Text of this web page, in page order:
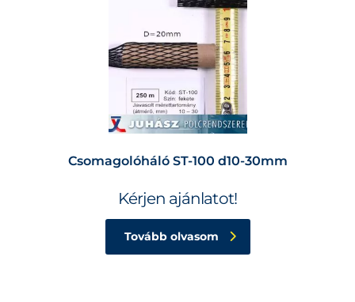
Csomagolóháló ST-100 d10-30mm
Kérjen ajánlatot!
Tovább olvasom